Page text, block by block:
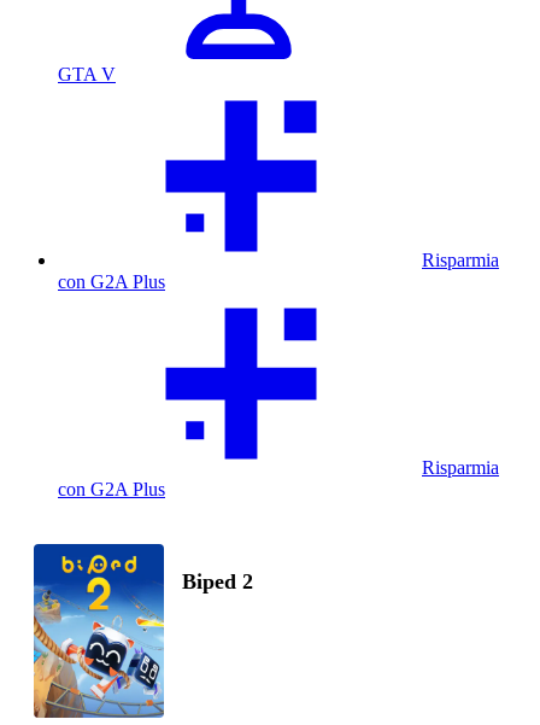
GTA V
Risparmia
con G2A Plus
Risparmia
con G2A Plus
Biped 2